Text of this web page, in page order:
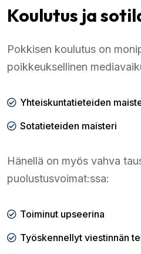
Koulutus ja
Pokkisen koulutus on
poikkeuksellinen
Yhteiskuntatieteiden
Sotatieteiden maisteri
Hänellä on myös vahva
puolustusvoimat:ssa:
Toiminut upseerina
Työskennellyt viestinnän